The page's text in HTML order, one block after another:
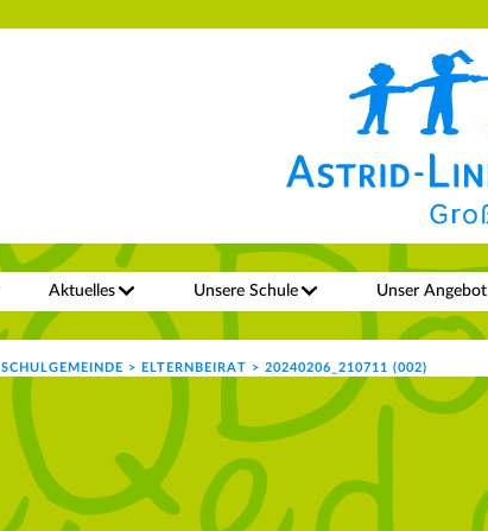
Aktuelles Unsere Schule Unser Angebot
SCHULGEMEINDE > ELTERNBEIRAT > 20240206_210711 (002)